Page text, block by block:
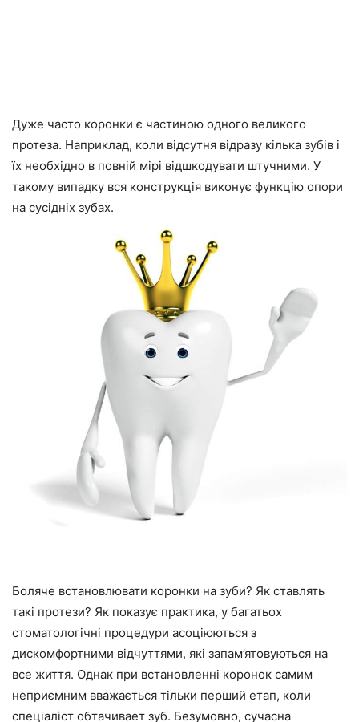
Дуже часто коронки є частиною одного великого
протеза. Наприклад, коли відсутня відразу кілька зубів і
їх необхідно в повній мірі відшкодувати штучними. У
такому випадку вся конструкція виконує функцію опори
на сусідніх зубах.
Боляче встановлювати коронки на зуби? Як ставлять
такі протези? Як показує практика, у багатьох
стоматологічні процедури асоціюються з
дискомфортними відчуттями, які запам’ятовуються на
все життя. Однак при встановленні коронок самим
неприємним вважається тільки перший етап, коли
спеціаліст обтачивает зуб. Безумовно, сучасна